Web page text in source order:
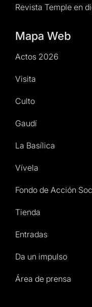
Revista Temple en
Mapa Web
Actos 2026
Visita
Culto
Gaudí
La Basílica
Vívela
Fondo de Acción
Tienda
Entradas
Da un impulso
Área de prensa